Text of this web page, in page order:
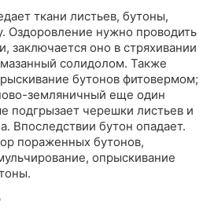
ткани листьев, бутоны,
Оздоровление нужно проводить
заключается оно в стряхивании
солидолом. Также
бутонов фитовермом;
земляничный еще один
подгрызает черешки листьев и
Впоследствии бутон опадает.
пораженных бутонов,
опрыскивание